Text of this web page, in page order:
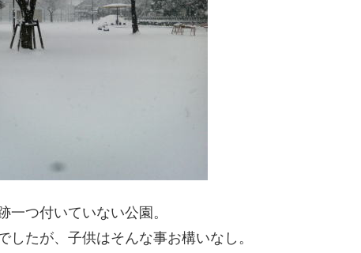
一つ付いていない公園。
たが、子供はそんな事お構いなし。